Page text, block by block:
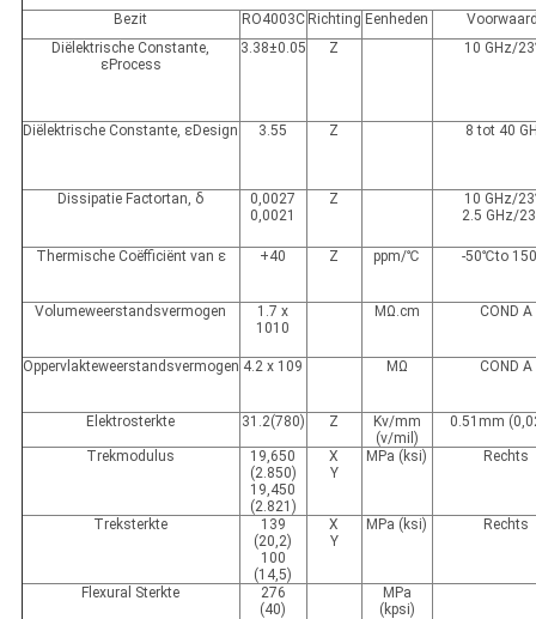
Bezit
RO4003C Richting Eenheden
Diëlektrische Constante,
εProcess
3.38±0.05 Z 10 GHz/
Diëlektrische Constante, εDesign 3.55 Z 8 tot 40
Dissipatie Factortan, δ
0,0027
0,0021
Z
10 GHz/
2.5 GHz/
Thermische Coëfficiënt van ε +40 Z ppm/℃ -50℃to
Volumeweerstandsvermogen
1.7 x
1010
MΩ.cm COND A
Oppervlakteweerstandsvermogen 4.2 x 109 MΩ COND A
Elektrosterkte 31.2(780) Z
Kv/mm
(v/mil)
0.51mm
Trekmodulus
19,650
(2.850)
19,450
(2.821)
X
Y
MPa (ksi) Rechts
Treksterkte
139
(20,2)
100
(14,5)
X
Y
MPa (ksi) Rechts
Flexural Sterkte
276
(40)
MPa
(kpsi)